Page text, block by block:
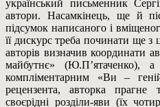
український письменник
автори. Насамкінець, ще й
підсумок написаного і
її дискурс треба починати ще
авторів визначив координати
майбутнє»
компліментарним «Ви –
рецензента, авторка
своєрідні розділи-яви (їх